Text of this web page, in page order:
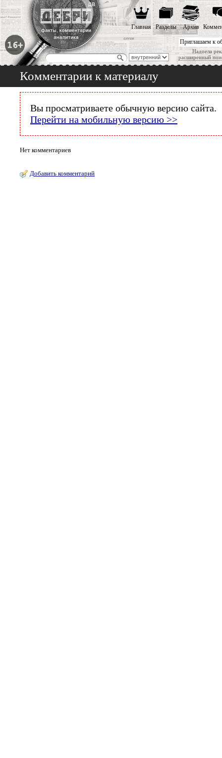
Приглашаем к
Надоела
расширенный
Главная Разделы Архив
Комментарии к материалу
Вы просматриваете обычную версию сайта.
Перейти на мобильную версию >>
Нет комментариев
Добавить комментарий